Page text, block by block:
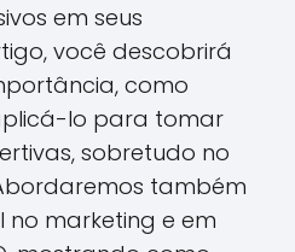
em seus
você descobrirá
como
lo para tomar
sobretudo no
também
no marketing e em